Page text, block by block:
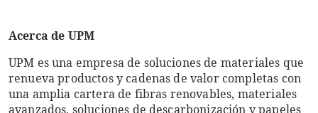
Acerca de UPM
UPM es una empresa de soluciones de materiales que
renueva productos y cadenas de valor completas con
una amplia cartera de fibras renovables, materiales
avanzados, soluciones de descarbonización y papeles